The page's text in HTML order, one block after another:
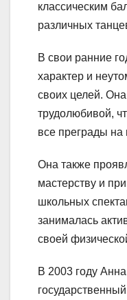
классическим
различных
В свои ранние
характер и
своих целей.
трудолюбивой,
все преграды на
Она также
мастерству и
школьных
занималась
своей
В 2003 году